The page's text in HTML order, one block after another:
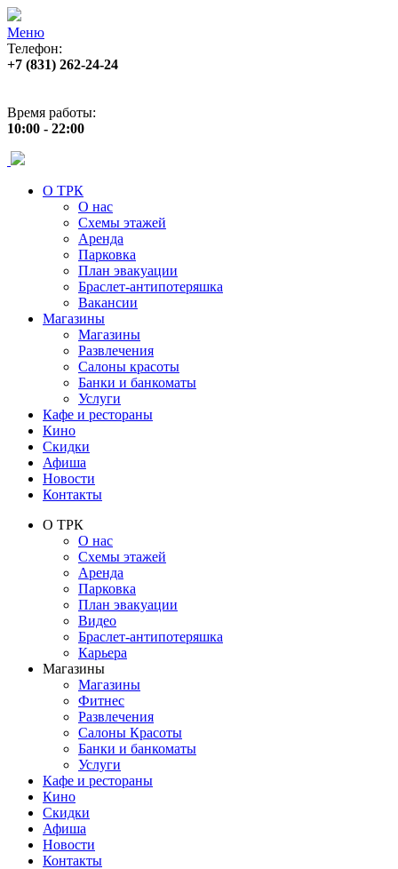
Меню
Телефон:
+7 (831) 262-24-24
Время работы:
10:00 - 22:00
О ТРК
О нас
Схемы этажей
Аренда
Парковка
План эвакуации
Браслет-антипотеряшка
Вакансии
Магазины
Магазины
Развлечения
Салоны красоты
Банки и банкоматы
Услуги
Кафе и рестораны
Кино
Скидки
Афиша
Новости
Контакты
О ТРК
О нас
Схемы этажей
Аренда
Парковка
План эвакуации
Видео
Браслет-антипотеряшка
Карьера
Магазины
Магазины
Фитнес
Развлечения
Салоны Красоты
Банки и банкоматы
Услуги
Кафе и рестораны
Кино
Скидки
Афиша
Новости
Контакты